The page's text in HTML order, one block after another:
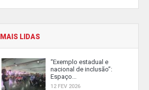
MAIS LIDAS
“Exemplo estadual e
nacional de inclusão”:
Espaço...
12 FEV 2026